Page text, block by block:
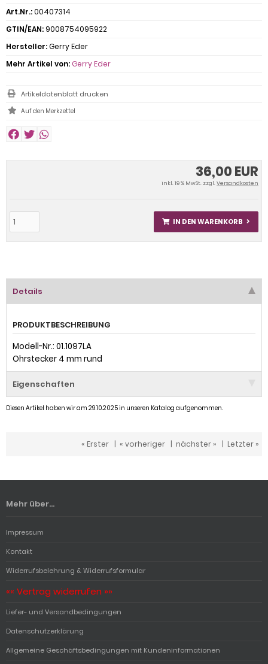
36,00 EUR
inkl. 19 % MwSt. zzgl.Versandkosten
IN DEN WARENKORB
Art.Nr.:00407314
GTIN/EAN: 9008754095922
Hersteller:Gerry Eder
Mehr Artikel von: Gerry Eder
Artikeldatenblatt drucken
Details
PRODUKTBESCHREIBUNG
Modell-Nr.: 01.1097LA
Ohrstecker 4 mm rund
Eigenschaften
Diesen Artikel haben wir am 29.10.2025 in unseren Katalog aufgenommen.
« Erster | « vorheriger | nächster » | Letzter »
Mehr über...
Impressum
Kontakt
Widerrufsbelehrung & Widerrufsformular
«« Vertrag widerrufen »»
Liefer- und Versandbedingungen
Datenschutzerklärung
Allgemeine Geschäftsbedingungen mit Kundeninformationen